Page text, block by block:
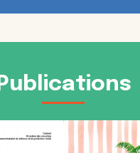
Publications